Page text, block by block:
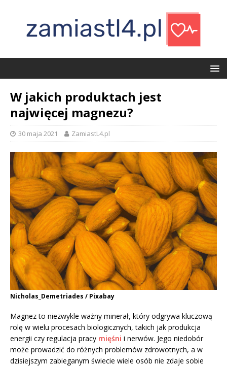
W jakich produktach jest
najwięcej magnezu?
30 maja 2021 ZamiastL4.pl
Nicholas_Demetriades / Pixabay
Magnez to niezwykle ważny minerał, który odgrywa kluczową
rolę w wielu procesach biologicznych, takich jak produkcja
energii czy regulacja pracy mięśni i nerwów. Jego niedobór
może prowadzić do różnych problemów zdrowotnych, a w
dzisiejszym zabieganym świecie wiele osób nie zdaje sobie